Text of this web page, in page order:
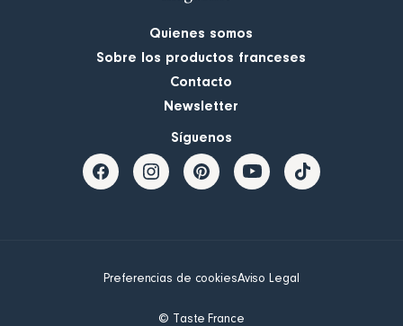
Quienes somos
Sobre los productos franceses
Contacto
Newsletter
Síguenos
Preferencias de cookiesAviso Legal
© Taste France